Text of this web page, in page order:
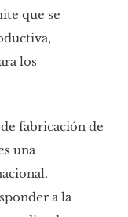
que se
los
fabricación de
una
a la